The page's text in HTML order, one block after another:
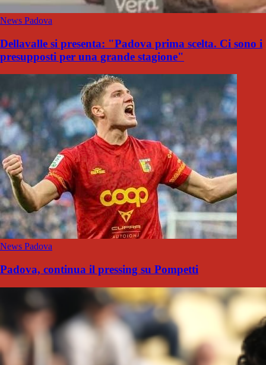
News Padova
Dellavalle si presenta: "Padova prima scelta. Ci sono i
presupposti per una grande stagione"
News Padova
Padova, continua il pressing su Pompetti